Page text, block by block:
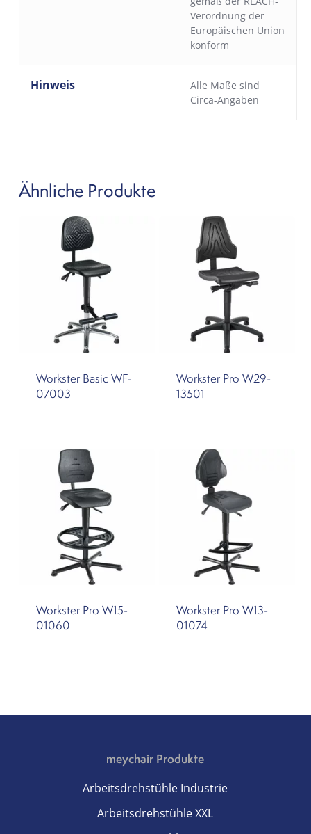
Verordnung der
Europäischen Union
konform
Hinweis
Alle Maße sind
Circa-Angaben
Ähnliche Produkte
Workster Basic WF-
07003
Workster Pro W29-
13501
Workster Pro W15-
01060
Workster Pro W13-
01074
meychair Produkte
Arbeitsdrehstühle Industrie
Arbeitsdrehstühle XXL